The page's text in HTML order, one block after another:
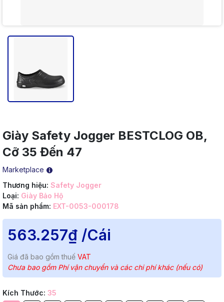
Giày Safety Jogger BESTCLOG OB,
Cỡ 35 Đến 47
Marketplace
Thương hiệu: Safety Jogger
Loại: Giày Bảo Hộ
Mã sản phẩm: EXT-0053-000178
563.257₫ /Cái
Giá đã bao gồm thuế VAT
Chưa bao gồm Phí vận chuyển và các chi phí khác (nếu có)
Kích Thước: 35